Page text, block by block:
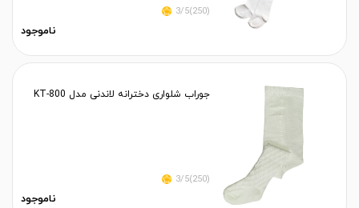
(250)3/5
ناموجود
جوراب شلواری دخترانه لاندنی مدل KT-800
(250)3/5
ناموجود